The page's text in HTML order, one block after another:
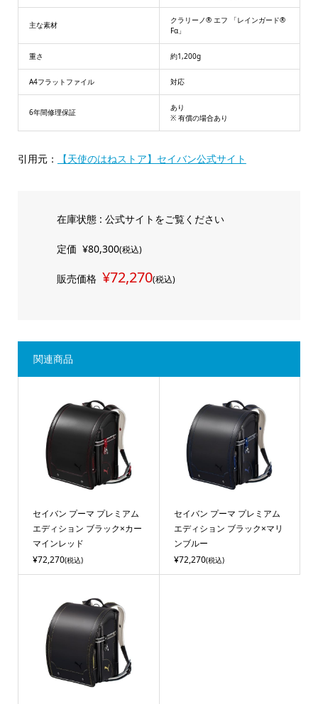
主な素材
クラリーノ® エフ 「レインガード®
Fα」
重さ 約1,200g
A4フラットファイル 対応
6年間修理保証
あり
※ 有償の場合あり
引用元： 【天使のはねストア】セイバン公式サイト
在庫状態 : 公式サイトをご覧ください
定価 ¥80,300(税込)
販売価格 ¥72,270(税込)
関連商品
セイバン プーマ プレミアム
エディション ブラック×カー
マインレッド
¥72,270(税込)
セイバン プーマ プレミアム
エディション ブラック×マリ
ンブルー
¥72,270(税込)